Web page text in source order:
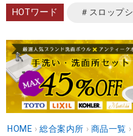
HOTワード ＃スロップ
HOME › 総合案内所 › 商品一覧 ›